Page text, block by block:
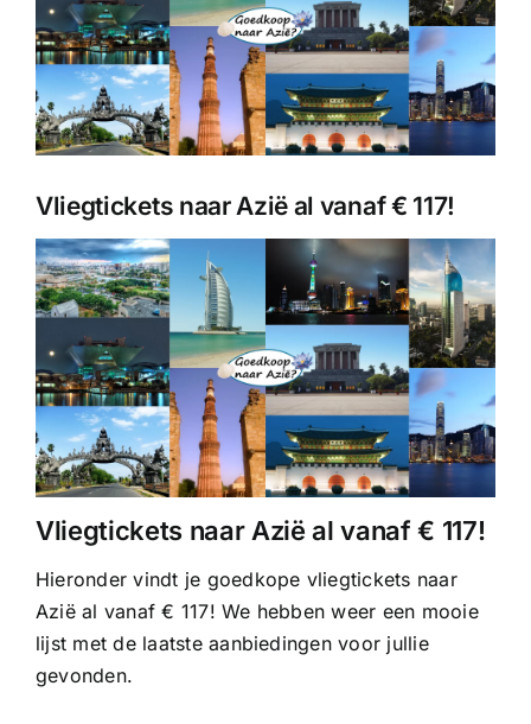
Vliegtickets naar Azië al vanaf € 117!
Vliegtickets naar Azië al vanaf € 117!
Hieronder vindt je goedkope vliegtickets naar
Azië al vanaf € 117! We hebben weer een mooie
lijst met de laatste aanbiedingen voor jullie
gevonden.